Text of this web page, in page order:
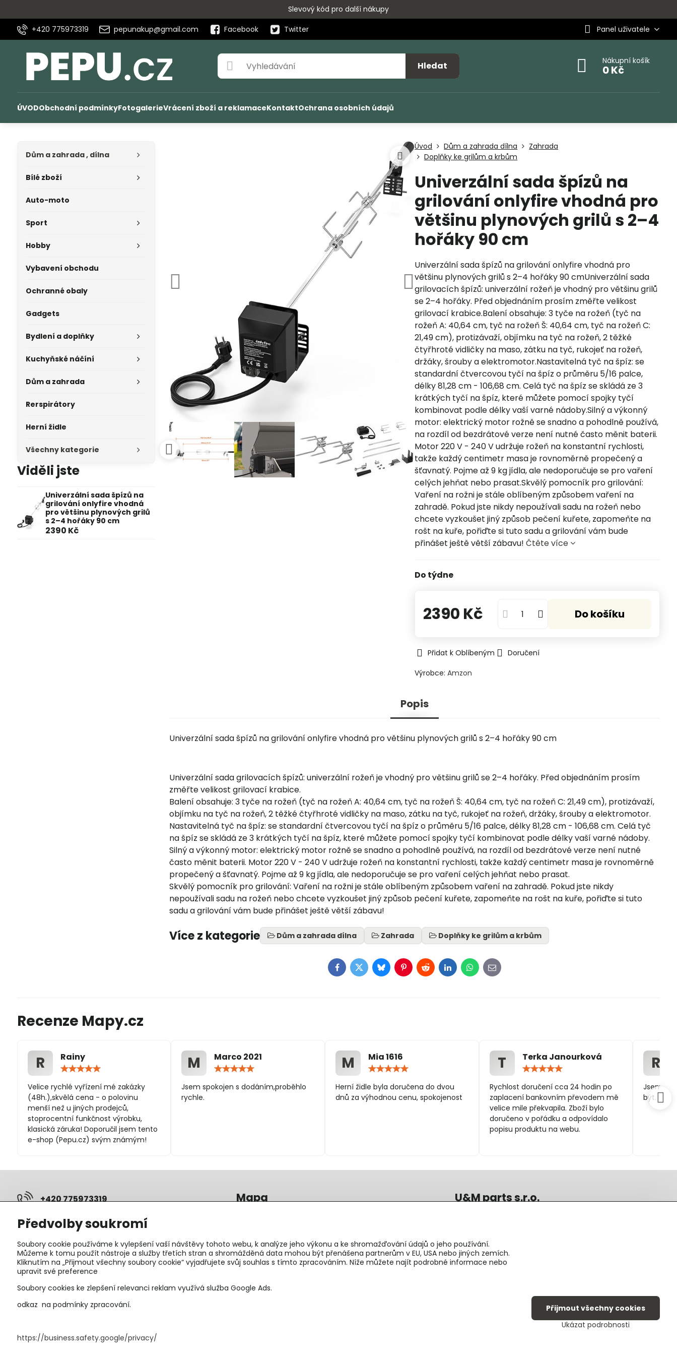
Slevový kód pro další nákupy
+420 775973319
pepunakup@gmail.com Facebook Twitter Panel uživatele
Hledat Nákupní košík
0 Kč
ÚVODObchodní podmínkyFotogalerieVrácení zboží a reklamaceKontaktOchrana osobních údajů
Úvod Dům a zahrada dílna
Zahrada
Doplňky ke grilům a krbům
Univerzální sada špízů na
grilování onlyfire vhodná pro
většinu plynových grilů s 2–4
hořáky 90 cm
Univerzální sada špízů na grilování onlyfire vhodná pro
většinu plynových grilů s 2–4 hořáky 90 cmUniverzální sada
grilovacích špízů: univerzální rožeň je vhodný pro většinu grilů
se 2–4 hořáky. Před objednáním prosím změřte velikost
grilovací krabice.Balení obsahuje: 3 tyče na rožeň (tyč na
rožeň A: 40,64 cm, tyč na rožeň Š: 40,64 cm, tyč na rožeň C:
21,49 cm), protizávaží, objímku na tyč na rožeň, 2 těžké
čtyřhroté vidličky na maso, zátku na tyč, rukojeť na rožeň,
držáky, šrouby a elektromotor.Nastavitelná tyč na špíz: se
standardní čtvercovou tyčí na špíz o průměru 5/16 palce,
délky 81,28 cm - 106,68 cm. Celá tyč na špíz se skládá ze 3
krátkých tyčí na špíz, které můžete pomocí spojky tyčí
kombinovat podle délky vaší varné nádoby.Silný a výkonný
motor: elektrický motor rožně se snadno a pohodlně používá,
na rozdíl od bezdrátové verze není nutné často měnit baterii.
Motor 220 V - 240 V udržuje rožeň na konstantní rychlosti,
takže každý centimetr masa je rovnoměrně propečený a
šťavnatý. Pojme až 9 kg jídla, ale nedoporučuje se pro vaření
celých jehňat nebo prasat.Skvělý pomocník pro grilování:
Vaření na rožni je stále oblíbeným způsobem vaření na
zahradě. Pokud jste nikdy nepoužívali sadu na rožeň nebo
chcete vyzkoušet jiný způsob pečení kuřete, zapomeňte na
rošt na kuře, pořiďte si tuto sadu a grilování vám bude
přinášet ještě větší zábavu!Čtěte více
Do týdne
2390 Kč Do košíku
Přidat k Oblíbeným
Doručení
Výrobce:Amzon
Popis
Univerzální sada špízů na grilování onlyfire vhodná pro většinu plynových grilů s 2–4 hořáky 90 cm
Univerzální sada grilovacích špízů: univerzální rožeň je vhodný pro většinu grilů se 2–4 hořáky. Před objednáním prosím
změřte velikost grilovací krabice.
Balení obsahuje: 3 tyče na rožeň (tyč na rožeň A: 40,64 cm, tyč na rožeň Š: 40,64 cm, tyč na rožeň C: 21,49 cm), protizávaží,
objímku na tyč na rožeň, 2 těžké čtyřhroté vidličky na maso, zátku na tyč, rukojeť na rožeň, držáky, šrouby a elektromotor.
Nastavitelná tyč na špíz: se standardní čtvercovou tyčí na špíz o průměru 5/16 palce, délky 81,28 cm - 106,68 cm. Celá tyč
na špíz se skládá ze 3 krátkých tyčí na špíz, které můžete pomocí spojky tyčí kombinovat podle délky vaší varné nádoby.
Silný a výkonný motor: elektrický motor rožně se snadno a pohodlně používá, na rozdíl od bezdrátové verze není nutné
často měnit baterii. Motor 220 V - 240 V udržuje rožeň na konstantní rychlosti, takže každý centimetr masa je rovnoměrně
propečený a šťavnatý. Pojme až 9 kg jídla, ale nedoporučuje se pro vaření celých jehňat nebo prasat.
Skvělý pomocník pro grilování: Vaření na rožni je stále oblíbeným způsobem vaření na zahradě. Pokud jste nikdy
nepoužívali sadu na rožeň nebo chcete vyzkoušet jiný způsob pečení kuřete, zapomeňte na rošt na kuře, pořiďte si tuto
sadu a grilování vám bude přinášet ještě větší zábavu!
Více z kategorie Dům a zahrada dílna Zahrada Doplňky ke grilům a krbům
Facebook
TwitterBlueskyPinterest
RedditLinkedInWhatsApp
E-
mail
Dům a zahrada , dílna
Bílé zboží
Auto-moto
Sport
Hobby
Vybavení obchodu
Ochranné obaly
Gadgets
Bydlení a doplňky
Kuchyňské náčíní
Dům a zahrada
Rerspirátory
Herní židle
Všechny kategorie
Viděli jste
Univerzální sada špízů na
grilování onlyfire vhodná
pro většinu plynových grilů
s 2–4 hořáky 90 cm
2390 Kč
Recenze Mapy.cz
R
Rainy
/
5
Velice rychlé vyřízení mé zakázky
(48h.),skvělá cena - o polovinu
menší než u jiných prodejců,
stoprocentní funkčnost výrobku,
klasická záruka! Doporučil jsem tento
e-shop (Pepu.cz) svým známým!
M
Marco 2021
/
5
Jsem spokojen s dodáním,proběhlo
rychle.
M
Mia 1616
/
5
Herní židle byla doručena do dvou
dnů za výhodnou cenu, spokojenost
T
Terka Janourková
/
5
Rychlost doručení cca 24 hodin po
zaplacení bankovním převodem mě
velice mile překvapila. Zboží bylo
doručeno v pořádku a odpovídalo
popisu produktu na webu.
R
Jsem
být.
+420 775973319
pepunakup​@gmail​.com
Objednávky
Stav objednávky
Mapa U&M parts s.r.o.
IČ 25930184
DIČ CZ25930184
ču.2500391705/2010
Předvolby soukromí
Soubory cookie používáme k vylepšení vaší návštěvy tohoto webu, k analýze jeho výkonu a ke shromažďování údajů o jeho používání.
Můžeme k tomu použít nástroje a služby třetích stran a shromážděná data mohou být přenášena partnerům v EU, USA nebo jiných zemích.
Kliknutím na „Přijmout všechny soubory cookie“ vyjadřujete svůj souhlas s tímto zpracováním. Níže můžete najít podrobné informace nebo
upravit své preference
Soubory cookies ke zlepšení relevanci reklam využívá služba Google Ads.
odkaz na podmínky zpracování.
https://business.safety.google/privacy/
Ukázat podrobnosti
Přijmout všechny cookies